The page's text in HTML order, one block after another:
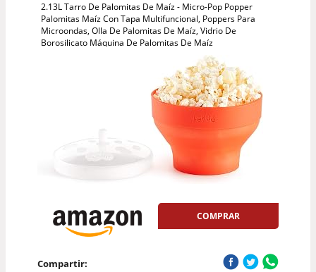
2.13L Tarro De Palomitas De Maíz - Micro-Pop Popper
Palomitas Maíz Con Tapa Multifuncional, Poppers Para
Microondas, Olla De Palomitas De Maíz, Vidrio De
Borosilicato Máquina De Palomitas De Maíz
COMPRAR
Compartir: